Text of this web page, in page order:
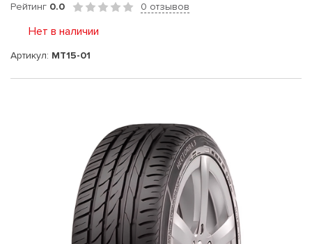
Рейтинг 0.0 0 отзывов
Нет в наличии
Артикул: MT15-01